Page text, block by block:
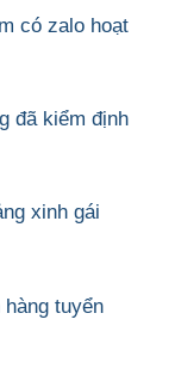
có zalo hoạt
đã kiểm định
xinh gái
tuyển